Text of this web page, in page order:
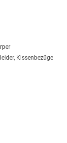
Kissenbezüge